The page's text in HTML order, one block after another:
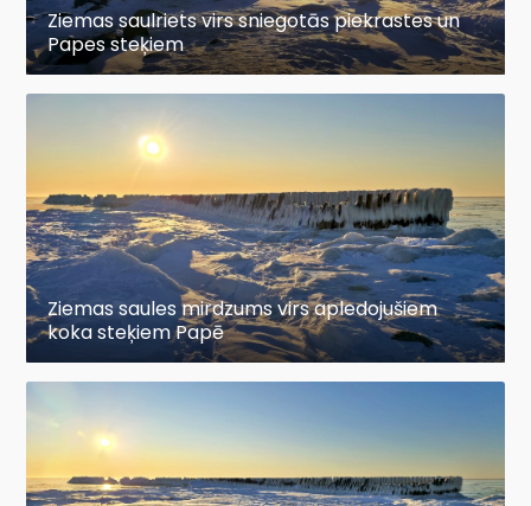
Ziemas saulriets virs sniegotās piekrastes un
Papes steķiem
Ziemas saules mirdzums virs apledojušiem
koka steķiem Papē